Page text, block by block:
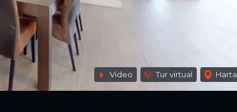
Video Tur virtual Harta